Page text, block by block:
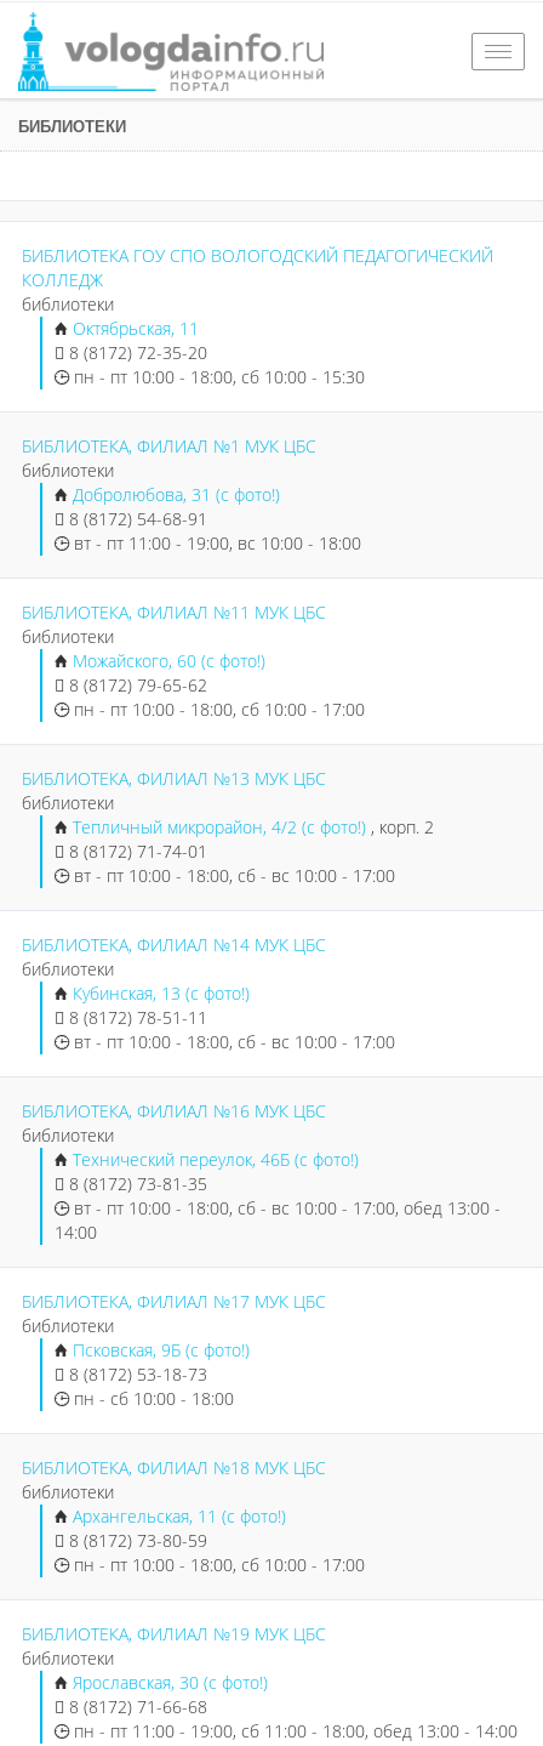
БИБЛИОТЕКИ
БИБЛИОТЕКА ГОУ СПО ВОЛОГОДСКИЙ ПЕДАГОГИЧЕСКИЙ
КОЛЛЕДЖ
библиотеки
Октябрьская, 11
8 (8172) 72-35-20
пн - пт 10:00 - 18:00, сб 10:00 - 15:30
БИБЛИОТЕКА, ФИЛИАЛ №1 МУК ЦБС
библиотеки
Добролюбова, 31 (с фото!)
8 (8172) 54-68-91
вт - пт 11:00 - 19:00, вс 10:00 - 18:00
БИБЛИОТЕКА, ФИЛИАЛ №11 МУК ЦБС
библиотеки
Можайского, 60 (с фото!)
8 (8172) 79-65-62
пн - пт 10:00 - 18:00, сб 10:00 - 17:00
БИБЛИОТЕКА, ФИЛИАЛ №13 МУК ЦБС
библиотеки
Тепличный микрорайон, 4/2 (с фото!) , корп. 2
8 (8172) 71-74-01
вт - пт 10:00 - 18:00, сб - вс 10:00 - 17:00
БИБЛИОТЕКА, ФИЛИАЛ №14 МУК ЦБС
библиотеки
Кубинская, 13 (с фото!)
8 (8172) 78-51-11
вт - пт 10:00 - 18:00, сб - вс 10:00 - 17:00
БИБЛИОТЕКА, ФИЛИАЛ №16 МУК ЦБС
библиотеки
Технический переулок, 46Б (с фото!)
8 (8172) 73-81-35
вт - пт 10:00 - 18:00, сб - вс 10:00 - 17:00, обед 13:00 -
14:00
БИБЛИОТЕКА, ФИЛИАЛ №17 МУК ЦБС
библиотеки
Псковская, 9Б (с фото!)
8 (8172) 53-18-73
пн - сб 10:00 - 18:00
БИБЛИОТЕКА, ФИЛИАЛ №18 МУК ЦБС
библиотеки
Архангельская, 11 (с фото!)
8 (8172) 73-80-59
пн - пт 10:00 - 18:00, сб 10:00 - 17:00
БИБЛИОТЕКА, ФИЛИАЛ №19 МУК ЦБС
библиотеки
Ярославская, 30 (с фото!)
8 (8172) 71-66-68
пн - пт 11:00 - 19:00, сб 11:00 - 18:00, обед 13:00 - 14:00